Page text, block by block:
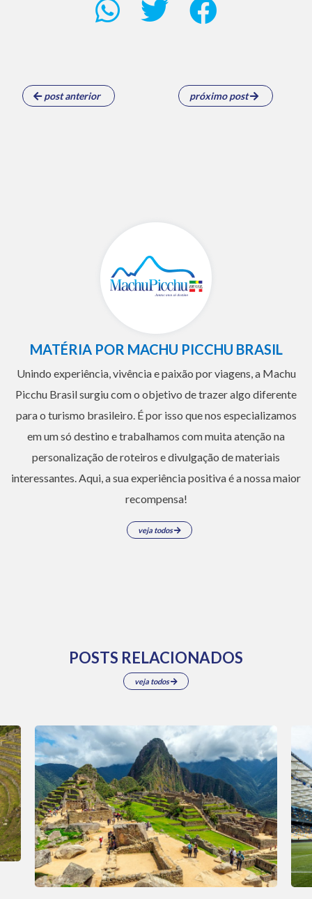
post anterior próximo post
MATÉRIA POR MACHU PICCHU BRASIL
Unindo experiência, vivência e paixão por viagens, a Machu
Picchu Brasil surgiu com o objetivo de trazer algo diferente
para o turismo brasileiro. É por isso que nos especializamos
em um só destino e trabalhamos com muita atenção na
personalização de roteiros e divulgação de materiais
interessantes. Aqui, a sua experiência positiva é a nossa maior
recompensa!
veja todos
POSTS RELACIONADOS
veja todos